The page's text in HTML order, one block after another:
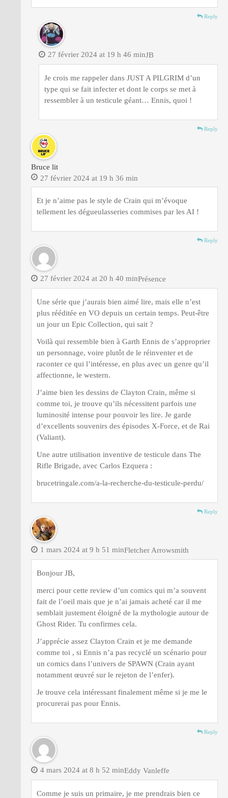
Reply
JB
27 février 2024 at 19 h 46 min
Je crois me rappeler dans JUST A PILGRIM d’un
type qui se fait infecter et dont le corps se met à
ressembler à un testicule géant… Ennis, quoi !
Reply
Bruce lit
27 février 2024 at 19 h 36 min
Et je n’aime pas le style de Crain qui m’évoque
tellement les dégueulasseries commises par les AI !
Reply
Présence
27 février 2024 at 20 h 40 min
Une série que j’aurais bien aimé lire, mais elle n’est
plus rééditée en VO depuis un certain temps. Peut-être
un jour un Epic Collection, qui sait ?
Voilà qui ressemble bien à Garth Ennis de s’approprier
un personnage, voire plutôt de le réinventer et de
raconter ce qui l’intéresse, en plus avec un genre qu’il
affectionne, le western.
J’aime bien les dessins de Clayton Crain, même si
comme toi, je trouve qu’ils nécessitent parfois une
luminosité intense pour pouvoir les lire. Je garde
d’excellents souvenirs des épisodes X-Force, et de Rai
(Valiant).
Une autre utilisation inventive de testicule dans The
Rifle Brigade, avec Carlos Ezquera :
brucetringale.com/a-la-recherche-du-testicule-perdu/
Reply
Fletcher Arrowsmith
1 mars 2024 at 9 h 51 min
Bonjour JB,
merci pour cette review d’un comics qui m’a souvent
fait de l’oeil mais que je n’ai jamais acheté car il me
semblait justement éloigné de la mythologie autour de
Ghost Rider. Tu confirmes cela.
J’apprécie assez Clayton Crain et je me demande
comme toi , si Ennis n’a pas recyclé un scénario pour
un comics dans l’univers de SPAWN (Crain ayant
notamment œuvré sur le rejeton de l’enfer).
Je trouve cela intéressant finalement même si je me le
procurerai pas pour Ennis.
Reply
Eddy Vanleffe
4 mars 2024 at 8 h 52 min
Comme je suis un primaire, je me prendrais bien ce